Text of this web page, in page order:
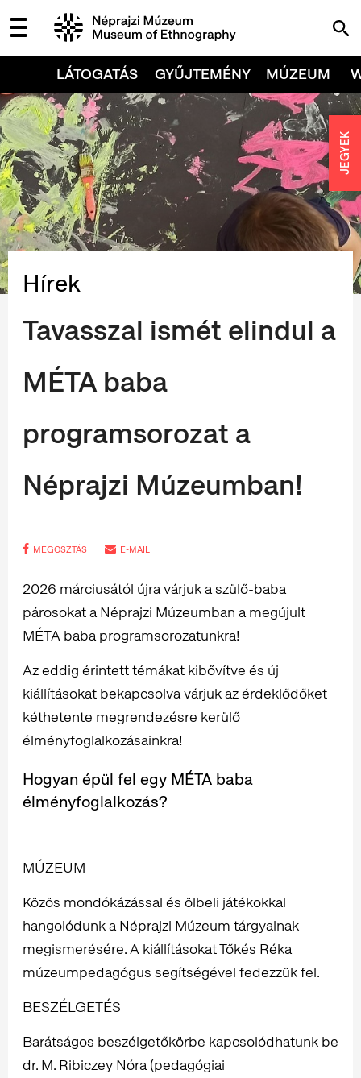
LÁTOGATÁS GYŰJTEMÉNY MÚZEUM
Hírek
Tavasszal ismét elindul a
MÉTA baba
programsorozat a
Néprajzi Múzeumban!
MEGOSZTÁS E-MAIL
2026 márciusától újra várjuk a szülő-baba
párosokat a Néprajzi Múzeumban a megújult
MÉTA baba programsorozatunkra!
Az eddig érintett témákat kibővítve és új
kiállításokat bekapcsolva várjuk az érdeklődőket
kéthetente megrendezésre kerülő
élményfoglalkozásainkra!
Hogyan épül fel egy MÉTA baba
élményfoglalkozás?
MÚZEUM
Közös mondókázással és ölbeli játékokkal
hangolódunk a Néprajzi Múzeum tárgyainak
megismerésére. A kiállításokat Tőkés Réka
múzeumpedagógus segítségével fedezzük fel.
BESZÉLGETÉS
Barátságos beszélgetőkörbe kapcsolódhatunk be
dr. M. Ribiczey Nóra (pedagógiai
JEGYEK